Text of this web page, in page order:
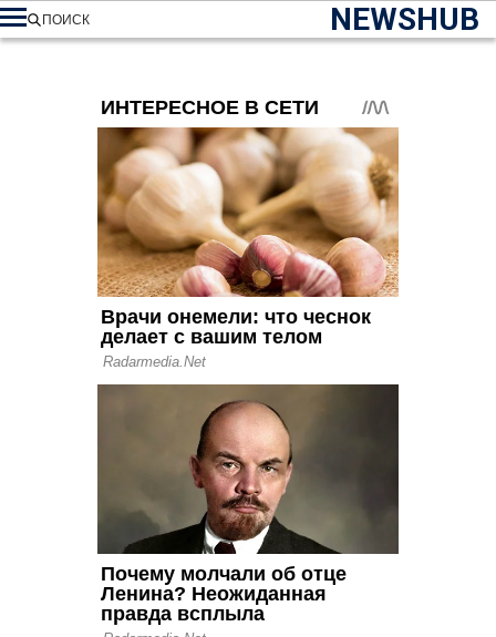
NEWSHUB
ПОИСК